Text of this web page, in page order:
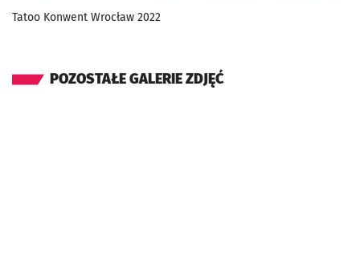
Tatoo Konwent Wrocław 2022
POZOSTAŁE GALERIE ZDJĘĆ